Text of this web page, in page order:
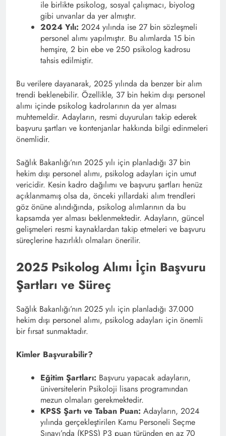
ile birlikte psikolog, sosyal çalışmacı, biyolog
gibi unvanlar da yer almıştır.
2024 Yılı: 2024 yılında ise 27 bin sözleşmeli
personel alımı yapılmıştır. Bu alımlarda 15 bin
hemşire, 2 bin ebe ve 250 psikolog kadrosu
tahsis edilmiştir.
Bu verilere dayanarak, 2025 yılında da benzer bir alım
trendi beklenebilir. Özellikle, 37 bin hekim dışı personel
alımı içinde psikolog kadrolarının da yer alması
muhtemeldir. Adayların, resmi duyuruları takip ederek
başvuru şartları ve kontenjanlar hakkında bilgi edinmeleri
önemlidir.​
Sağlık Bakanlığı’nın 2025 yılı için planladığı 37 bin
hekim dışı personel alımı, psikolog adayları için umut
vericidir. Kesin kadro dağılımı ve başvuru şartları henüz
açıklanmamış olsa da, önceki yıllardaki alım trendleri
göz önüne alındığında, psikolog alımlarının da bu
kapsamda yer alması beklenmektedir. Adayların, güncel
gelişmeleri resmi kaynaklardan takip etmeleri ve başvuru
süreçlerine hazırlıklı olmaları önerilir.​
2025 Psikolog Alımı İçin Başvuru
Şartları ve Süreç
Sağlık Bakanlığı’nın 2025 yılı için planladığı 37.000
hekim dışı personel alımı, psikolog adayları için önemli
bir fırsat sunmaktadır. ​
Kimler Başvurabilir?
Eğitim Şartları: Başvuru yapacak adayların,
üniversitelerin Psikoloji lisans programından
mezun olmaları gerekmektedir.​
KPSS Şartı ve Taban Puan: Adayların, 2024
yılında gerçekleştirilen Kamu Personeli Seçme
Sınavı’nda (KPSS) P3 puan türünden en az 70